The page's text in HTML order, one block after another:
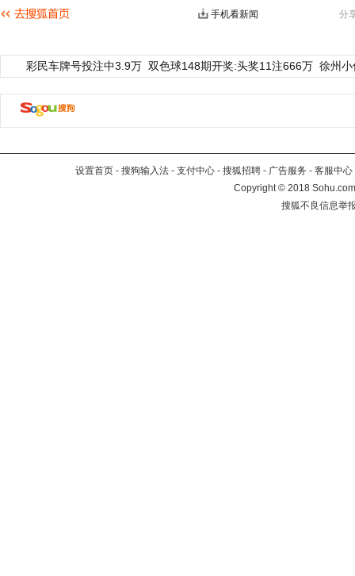
分
手机看新闻
彩民车牌号投注中3.9万 双色球148期开奖:头奖11注666万 徐州
设置首页 - 搜狗输入法 - 支付中心 - 搜狐招聘 - 广告服务 - 客服中心
Copyright©2018
搜狐不良信息举